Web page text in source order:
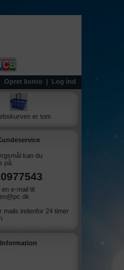
Opret konto | Log ind
er tom
kan du
på:
e-mail til:
mails indenfor 24 timer
Information